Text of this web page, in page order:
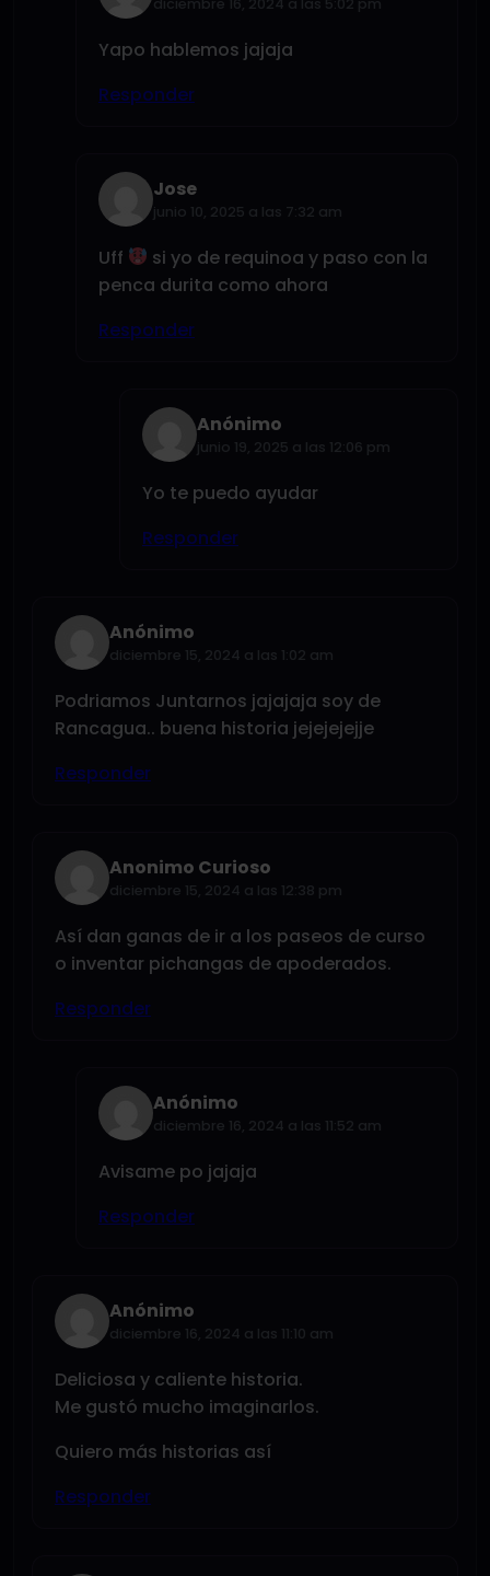
diciembre 16, 2024 a las 5:02 pm
Yapo hablemos jajaja
Responder
Jose
junio 10, 2025 a las 7:32 am
Uff
si yo de requinoa y paso con la
penca durita como ahora
Responder
Anónimo
junio 19, 2025 a las 12:06 pm
Yo te puedo ayudar
Responder
Anónimo
diciembre 15, 2024 a las 1:02 am
Podriamos Juntarnos jajajaja soy de
Rancagua.. buena historia jejejejejje
Responder
Anonimo Curioso
diciembre 15, 2024 a las 12:38 pm
Así dan ganas de ir a los paseos de curso
o inventar pichangas de apoderados.
Responder
Anónimo
diciembre 16, 2024 a las 11:52 am
Avisame po jajaja
Responder
Anónimo
diciembre 16, 2024 a las 11:10 am
Deliciosa y caliente historia.
Me gustó mucho imaginarlos.
Quiero más historias así
Responder